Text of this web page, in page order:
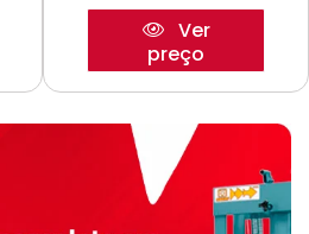
Ver
preço